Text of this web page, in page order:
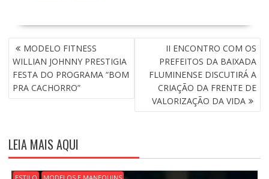
N
A
V
G
Ã
O
D
MODELO FITNESS
WILLIAN JOHNNY PRESTIGIA
FESTA DO PROGRAMA “BOM
PRA CACHORRO”
II ENCONTRO COM OS
PREFEITOS DA BAIXADA
FLUMINENSE DISCUTIRÁ A
CRIAÇÃO DA FRENTE DE
VALORIZAÇÃO DA VIDA
LEIA MAIS AQUI